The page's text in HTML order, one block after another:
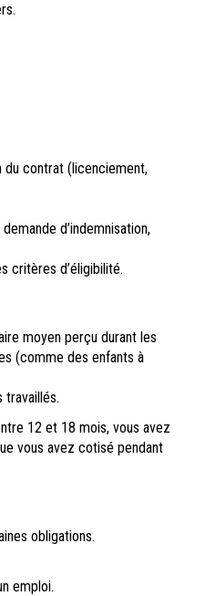
du contrat (licenciement,
d’indemnisation,
critères d’éligibilité.
moyen perçu durant les
(comme des enfants à
travaillés.
12 et 18 mois, vous avez
vous avez cotisé pendant
obligations.
emploi.